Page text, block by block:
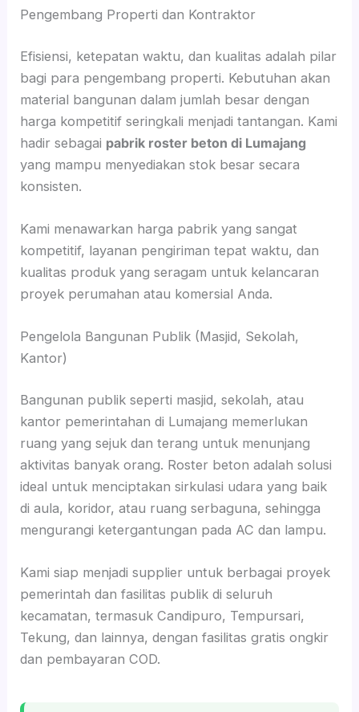
Pengembang Properti dan Kontraktor
Efisiensi, ketepatan waktu, dan kualitas adalah pilar
bagi para pengembang properti. Kebutuhan akan
material bangunan dalam jumlah besar dengan
harga kompetitif seringkali menjadi tantangan. Kami
hadir sebagai pabrik roster beton di Lumajang
yang mampu menyediakan stok besar secara
konsisten.
Kami menawarkan harga pabrik yang sangat
kompetitif, layanan pengiriman tepat waktu, dan
kualitas produk yang seragam untuk kelancaran
proyek perumahan atau komersial Anda.
Pengelola Bangunan Publik (Masjid, Sekolah,
Kantor)
Bangunan publik seperti masjid, sekolah, atau
kantor pemerintahan di Lumajang memerlukan
ruang yang sejuk dan terang untuk menunjang
aktivitas banyak orang. Roster beton adalah solusi
ideal untuk menciptakan sirkulasi udara yang baik
di aula, koridor, atau ruang serbaguna, sehingga
mengurangi ketergantungan pada AC dan lampu.
Kami siap menjadi supplier untuk berbagai proyek
pemerintah dan fasilitas publik di seluruh
kecamatan, termasuk Candipuro, Tempursari,
Tekung, dan lainnya, dengan fasilitas gratis ongkir
dan pembayaran COD.